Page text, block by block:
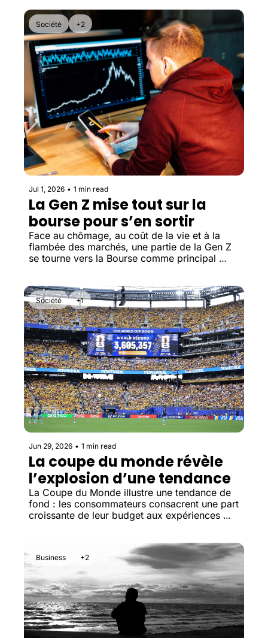
Société +2
Jul 1, 2026 • 1 min read
La Gen Z mise tout sur la
bourse pour s’en sortir
Face au chômage, au coût de la vie et à la
flambée des marchés, une partie de la Gen Z
se tourne vers la Bourse comme principal
Société +1
Jun 29, 2026 • 1 min read
La coupe du monde révèle
l’explosion d’une tendance
La Coupe du Monde illustre une tendance de
fond : les consommateurs consacrent une part
croissante de leur budget aux expériences
Business +2